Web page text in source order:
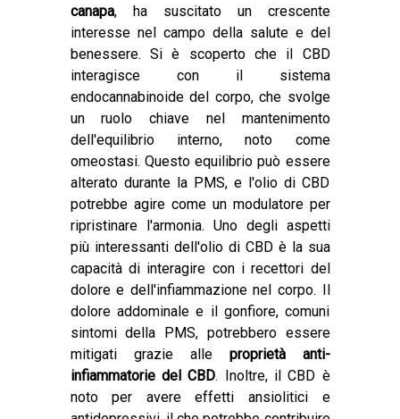
canapa, ha suscitato un crescente
interesse nel campo della salute e del
benessere. Si è scoperto che il CBD
interagisce con il sistema
endocannabinoide del corpo, che svolge
un ruolo chiave nel mantenimento
dell'equilibrio interno, noto come
omeostasi. Questo equilibrio può essere
alterato durante la PMS, e l'olio di CBD
potrebbe agire come un modulatore per
ripristinare l'armonia. Uno degli aspetti
più interessanti dell'olio di CBD è la sua
capacità di interagire con i recettori del
dolore e dell'infiammazione nel corpo. Il
dolore addominale e il gonfiore, comuni
sintomi della PMS, potrebbero essere
mitigati grazie alle proprietà anti-
infiammatorie del CBD. Inoltre, il CBD è
noto per avere effetti ansiolitici e